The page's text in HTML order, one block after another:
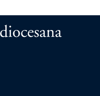
Cristiana